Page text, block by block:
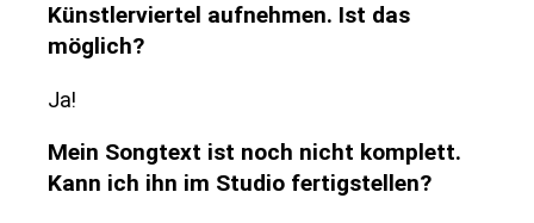
Künstlerviertel aufnehmen. Ist das
möglich?
Ja!
Mein Songtext ist noch nicht komplett.
Kann ich ihn im Studio fertigstellen?